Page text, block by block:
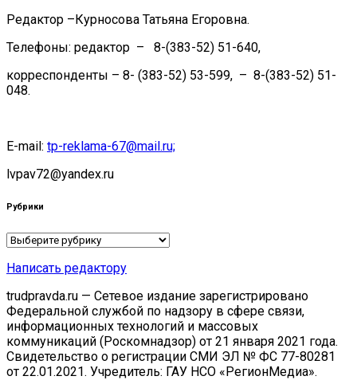
Редактор –Курносова Татьяна Егоровна.
Телефоны: редактор – 8-(383-52) 51-640,
корреспонденты – 8- (383-52) 53-599, – 8-(383-52) 51-
048.
E-mail: tp-reklama-67@mail.ru;
lvpav72@yandex.ru
Рубрики
Рубрики
Написать редактору
trudpravda.ru — Сетевое издание зарегистрировано
Федеральной службой по надзору в сфере связи,
информационных технологий и массовых
коммуникаций (Роскомнадзор) от 21 января 2021 года.
Свидетельство о регистрации СМИ ЭЛ № ФС 77-80281
от 22.01.2021. Учредитель: ГАУ НСО «РегионМедиа».